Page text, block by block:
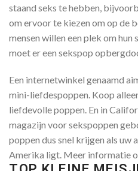
staand seks te hebben,
om ervoor te kiezen om op de
mensen willen een plek om
moet er een sekspop
Een internetwinkel genaamd
mini-liefdespoppen. Koop
liefdevolle poppen. En in
magazijn voor sekspoppen
poppen dus snel krijgen als uw
Amerika ligt. Meer informatie